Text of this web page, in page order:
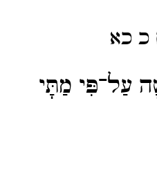
כ כא
עַל־פִּי מַתָּי